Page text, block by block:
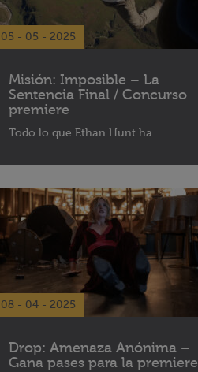
05 - 05 - 2025
Misión: Imposible – La
Sentencia Final / Concurso
premiere
Todo lo que Ethan Hunt ha ...
08 - 04 - 2025
Drop: Amenaza Anónima –
Gana pases para la premiere